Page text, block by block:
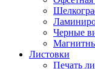
Черные
Листовки
Печать